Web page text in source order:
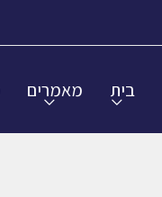
בית מאמרים